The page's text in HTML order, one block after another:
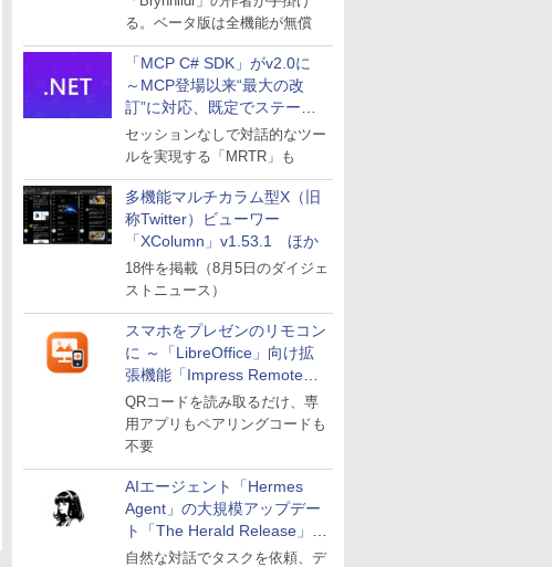
る。ベータ版は全機能が無償
「MCP C# SDK」がv2.0に
～MCP登場以来“最大の改
訂”に対応、既定でステート
レスへ
セッションなしで対話的なツー
ルを実現する「MRTR」も
多機能マルチカラム型X（旧
称Twitter）ビューワー
「XColumn」v1.53.1 ほか
18件を掲載（8月5日のダイジェ
ストニュース）
スマホをプレゼンのリモコン
に ～「LibreOffice」向け拡
張機能「Impress Remote」
が公開
QRコードを読み取るだけ、専
用アプリもペアリングコードも
不要
AIエージェント「Hermes
Agent」の大規模アップデー
ト「The Herald Release」が
公開
自然な対話でタスクを依頼、デ